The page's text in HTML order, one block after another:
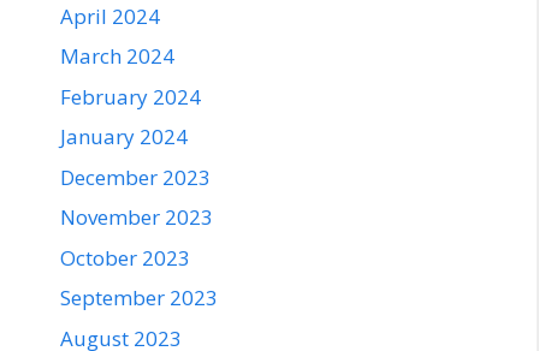
April 2024
March 2024
February 2024
January 2024
December 2023
November 2023
October 2023
September 2023
August 2023